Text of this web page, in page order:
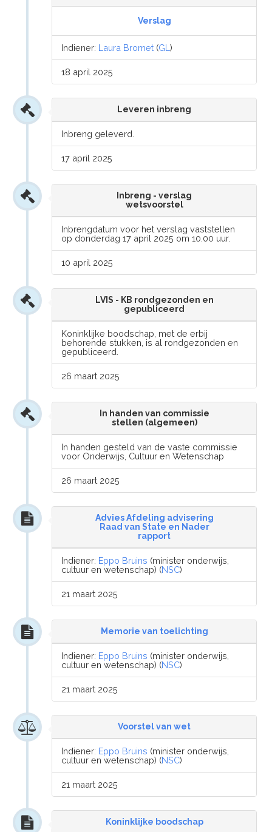
Verslag
Indiener: Laura Bromet (GL)
18 april 2025
Leveren inbreng
Inbreng geleverd.
17 april 2025
Inbreng - verslag
wetsvoorstel
Inbrengdatum voor het verslag vaststellen
op donderdag 17 april 2025 om 10.00 uur.
10 april 2025
LVIS - KB rondgezonden en
gepubliceerd
Koninklijke boodschap, met de erbij
behorende stukken, is al rondgezonden en
gepubliceerd.
26 maart 2025
In handen van commissie
stellen (algemeen)
In handen gesteld van de vaste commissie
voor Onderwijs, Cultuur en Wetenschap
26 maart 2025
Advies Afdeling advisering
Raad van State en Nader
rapport
Indiener: Eppo Bruins (minister onderwijs,
cultuur en wetenschap) (NSC)
21 maart 2025
Memorie van toelichting
Indiener: Eppo Bruins (minister onderwijs,
cultuur en wetenschap) (NSC)
21 maart 2025
Voorstel van wet
Indiener: Eppo Bruins (minister onderwijs,
cultuur en wetenschap) (NSC)
21 maart 2025
Koninklijke boodschap